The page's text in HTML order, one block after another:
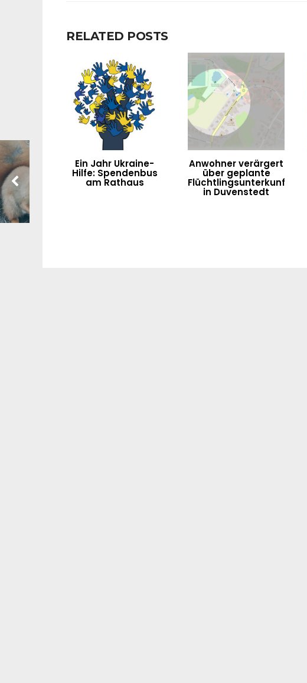
RELATED POSTS
Ein Jahr Ukraine-
Hilfe: Spendenbus
am Rathaus
Anwohner verärgert
über geplante
Flüchtlingsunterkunft
in Duvenstedt